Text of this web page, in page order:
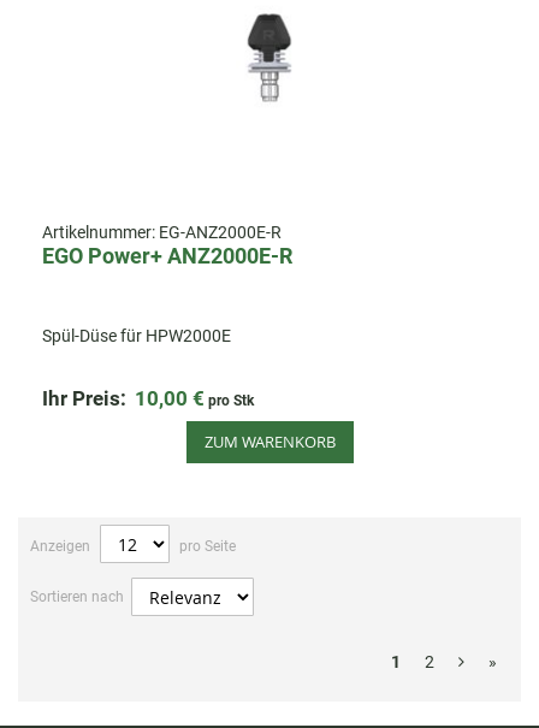
Artikelnummer: EG-ANZ2000E-R
EGO Power+ ANZ2000E-R
Spül-Düse für HPW2000E
Ihr Preis: 10,00 € pro Stk
ZUM WARENKORB
Anzeigen pro Seite
Sortieren nach
1 2 »